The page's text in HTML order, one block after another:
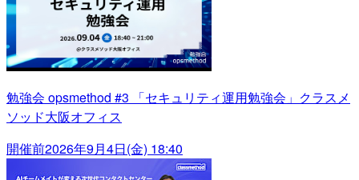
勉強会 opsmethod #3 「セキュリティ運用勉強会」クラスメ
ソッド大阪オフィス
開催前2026年9月4日(金) 18:40